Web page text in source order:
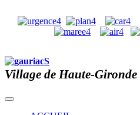
Village de Haute-Gironde